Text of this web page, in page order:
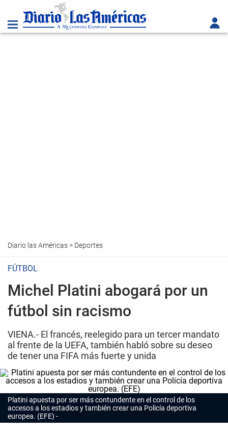
Diario las Américas> Deportes
FÚTBOL
Michel Platini abogará por un
fútbol sin racismo
VIENA.- El francés, reelegido para un tercer mandato
al frente de la UEFA, también habló sobre su deseo
de tener una FIFA más fuerte y unida
Platini apuesta por ser más contundente en el control de los
accesos a los estadios y también crear una Policía deportiva
europea. (EFE)